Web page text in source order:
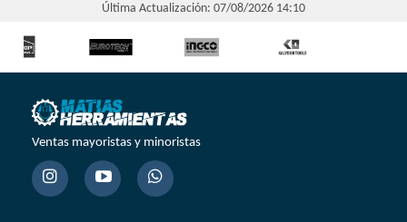
Última Actualización: 07/08/2026 14:10
Ventas mayoristas y minoristas